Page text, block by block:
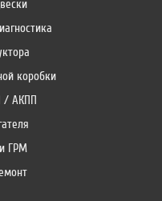
коробки
/ АКПП
ГРМ